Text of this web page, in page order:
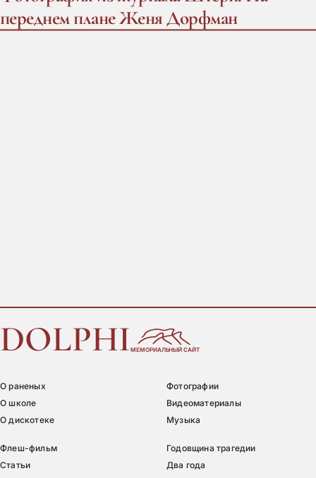
переднем плане Женя Дорфман
DOLPHIМЕМОРИАЛЬНЫЙ САЙТ
О раненых
О школе
О дискотеке
Фотографии
Видеоматериалы
Музыка
Флеш-фильм
Статьи
Годовщина трагедии
Два года